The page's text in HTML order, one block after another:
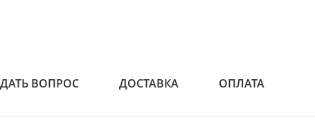
ВОПРОС ДОСТАВКА ОПЛАТА